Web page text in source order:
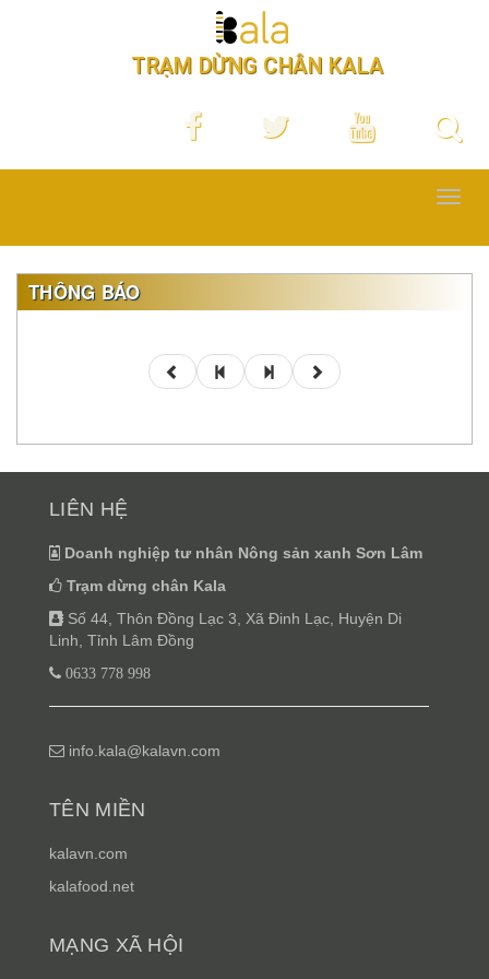
TRẠM DỪNG CHÂN KALA
THÔNG BÁO
LIÊN HỆ
Doanh nghiệp tư nhân Nông sản xanh Sơn Lâm
Trạm dừng chân Kala
Số 44, Thôn Đồng Lạc 3, Xã Đinh Lạc, Huyện Di
Linh, Tỉnh Lâm Đồng
0633 778 998
info.kala@kalavn.com
TÊN MIỀN
kalavn.com
kalafood.net
MẠNG XÃ HỘI